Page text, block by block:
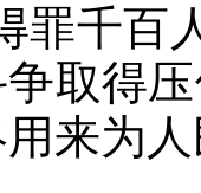
罪千百
争取得
来为